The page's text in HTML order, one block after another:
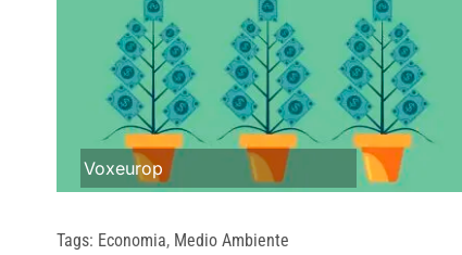
Voxeurop
Tags: Economia, Medio Ambiente